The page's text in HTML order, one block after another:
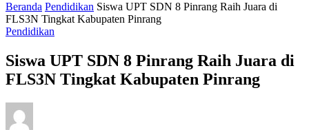
Beranda Pendidikan Siswa UPT SDN 8 Pinrang Raih Juara di
FLS3N Tingkat Kabupaten Pinrang
Pendidikan
Siswa UPT SDN 8 Pinrang Raih Juara di
FLS3N Tingkat Kabupaten Pinrang